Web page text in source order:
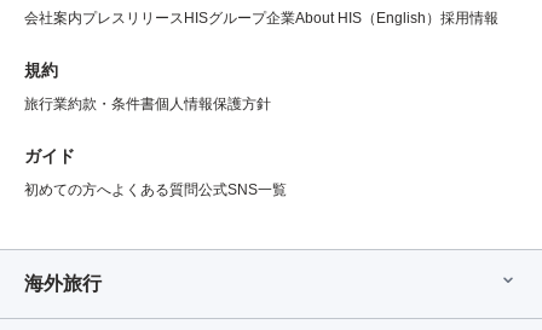
会社案内プレスリリース HISグループ企業About HIS（English） 採用情報
規約
旅行業約款・条件書個人情報保護方針
ガイド
初めての方へよくある質問公式SNS一覧
海外旅行